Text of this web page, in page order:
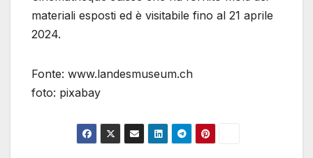
materiali esposti ed è visitabile fino al 21 aprile
2024.
Fonte: www.landesmuseum.ch
foto: pixabay